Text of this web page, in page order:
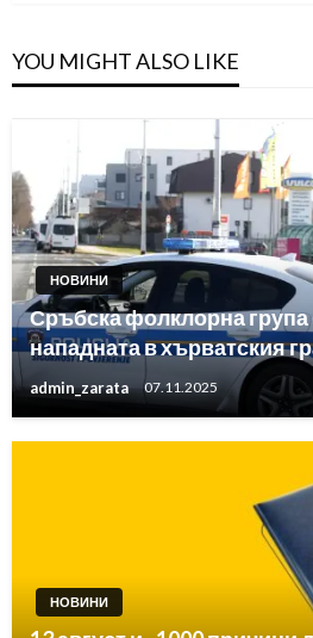
YOU MIGHT ALSO LIKE
НОВИНИ
Сръбска фолклорна
нападната в хърватския
admin_zarata 07.11.2025
НОВИНИ